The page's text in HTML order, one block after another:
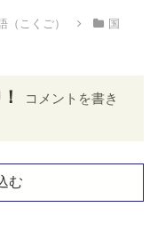
（こくご）
国
コメントを書き
む